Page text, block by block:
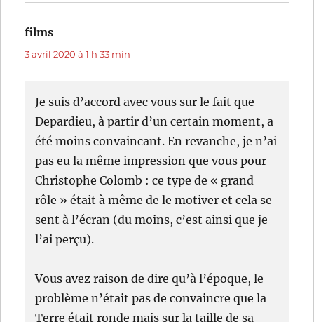
films
3 avril 2020 à 1 h 33 min
Je suis d’accord avec vous sur le fait que
Depardieu, à partir d’un certain moment, a
été moins convaincant. En revanche, je n’ai
pas eu la même impression que vous pour
Christophe Colomb : ce type de « grand
rôle » était à même de le motiver et cela se
sent à l’écran (du moins, c’est ainsi que je
l’ai perçu).
Vous avez raison de dire qu’à l’époque, le
problème n’était pas de convaincre que la
Terre était ronde mais sur la taille de sa